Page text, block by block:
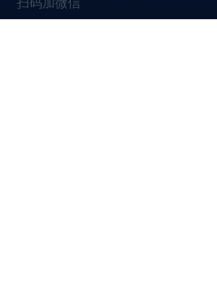
扫码加微信